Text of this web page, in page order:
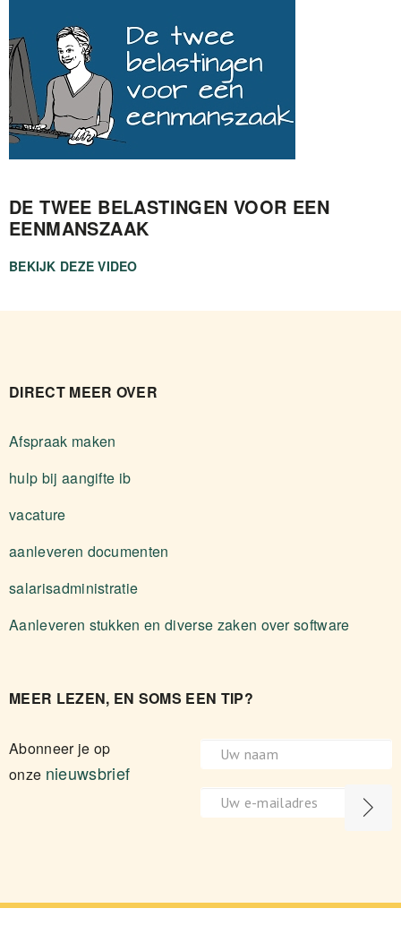
DE TWEE BELASTINGEN VOOR EEN
EENMANSZAAK
BEKIJK DEZE VIDEO
DIRECT MEER OVER
Afspraak maken
hulp bij aangifte ib
vacature
aanleveren documenten
salarisadministratie
Aanleveren stukken en diverse zaken over software
MEER LEZEN, EN SOMS EEN TIP?
Abonneer je op
onze nieuwsbrief